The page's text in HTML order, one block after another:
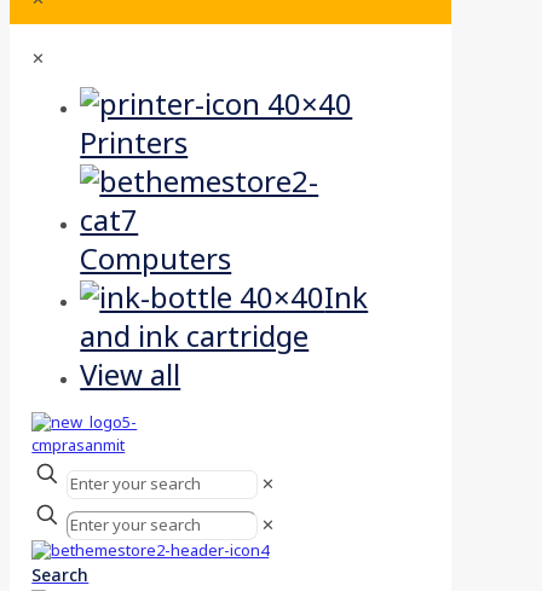
✕
Printers
Computers
Ink
and ink cartridge
View all
✕
✕
Search